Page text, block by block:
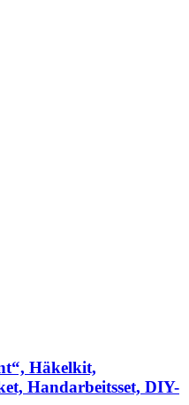
Häkelkit,
Handarbeitsset, DIY-